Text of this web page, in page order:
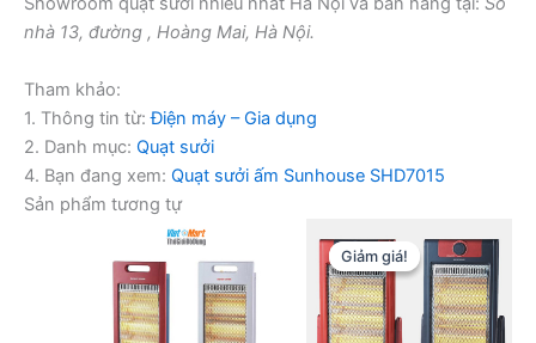
nhà 13, đường , Hoàng Mai, Hà Nội.
Tham khảo:
1. Thông tin từ:Điện máy – Gia dụng
2. Danh mục: Quạt sưởi
4. Bạn đang xem: Quạt sưởi ấm Sunhouse SHD7015
Sản phẩm tương tự
Giảm giá!
Giảm giá!